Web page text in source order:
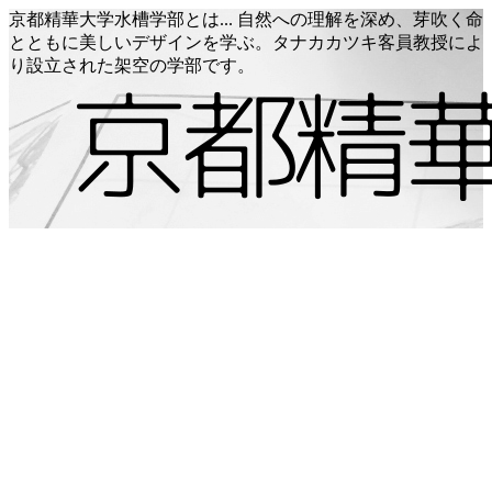
京都精華大学水槽学部とは... 自然への理解を深め、芽吹く命
とともに美しいデザインを学ぶ。タナカカツキ客員教授によ
り設立された架空の学部です。